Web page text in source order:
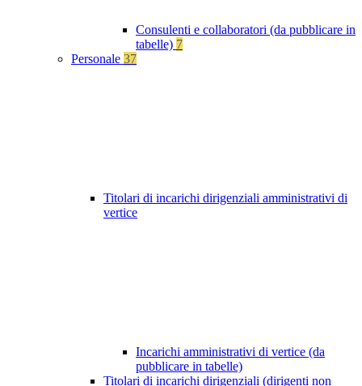
Consulenti e collaboratori (da pubblicare in
tabelle) 7
Personale 37
Titolari di incarichi dirigenziali amministrativi di
vertice
Incarichi amministrativi di vertice (da
pubblicare in tabelle)
Titolari di incarichi dirigenziali (dirigenti non